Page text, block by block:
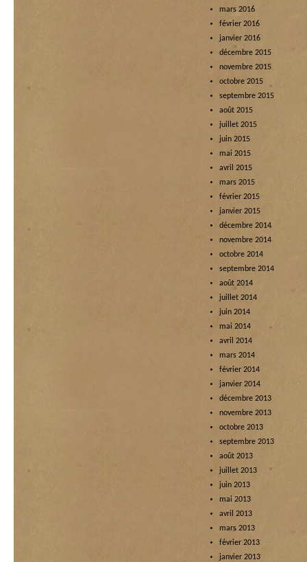
mars 2016
février 2016
janvier 2016
décembre 2015
novembre 2015
octobre 2015
septembre 2015
août 2015
juillet 2015
juin 2015
mai 2015
avril 2015
mars 2015
février 2015
janvier 2015
décembre 2014
novembre 2014
octobre 2014
septembre 2014
août 2014
juillet 2014
juin 2014
mai 2014
avril 2014
mars 2014
février 2014
janvier 2014
décembre 2013
novembre 2013
octobre 2013
septembre 2013
août 2013
juillet 2013
juin 2013
mai 2013
avril 2013
mars 2013
février 2013
janvier 2013